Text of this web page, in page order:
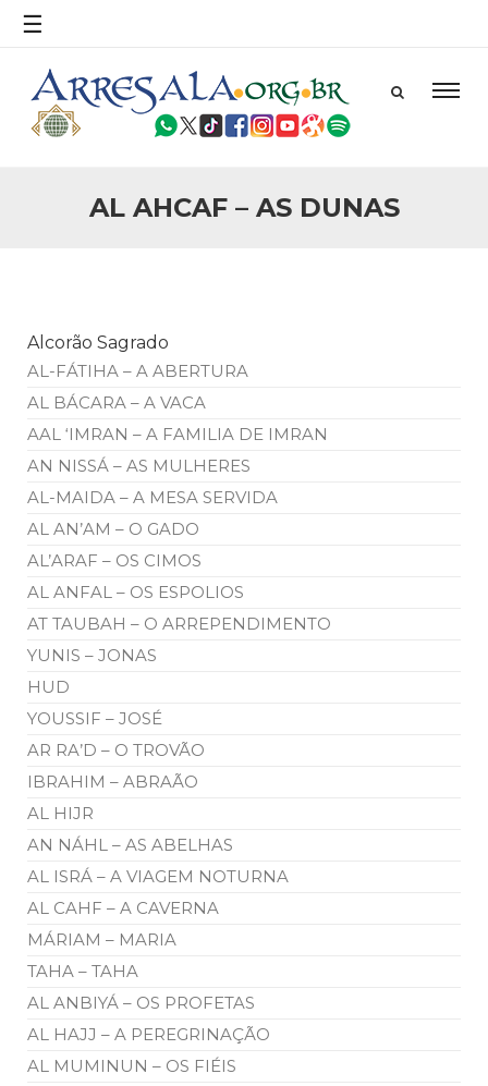
☰
AL AHCAF – AS DUNAS
Alcorão Sagrado
AL-FÁTIHA – A ABERTURA
AL BÁCARA – A VACA
AAL ‘IMRAN – A FAMILIA DE IMRAN
AN NISSÁ – AS MULHERES
AL-MAIDA – A MESA SERVIDA
AL AN’AM – O GADO
AL’ARAF – OS CIMOS
AL ANFAL – OS ESPOLIOS
AT TAUBAH – O ARREPENDIMENTO
YUNIS – JONAS
HUD
YOUSSIF – JOSÉ
AR RA’D – O TROVÃO
IBRAHIM – ABRAÃO
AL HIJR
AN NÁHL – AS ABELHAS
AL ISRÁ – A VIAGEM NOTURNA
AL CAHF – A CAVERNA
MÁRIAM – MARIA
TAHA – TAHA
AL ANBIYÁ – OS PROFETAS
AL HAJJ – A PEREGRINAÇÃO
AL MUMINUN – OS FIÉIS